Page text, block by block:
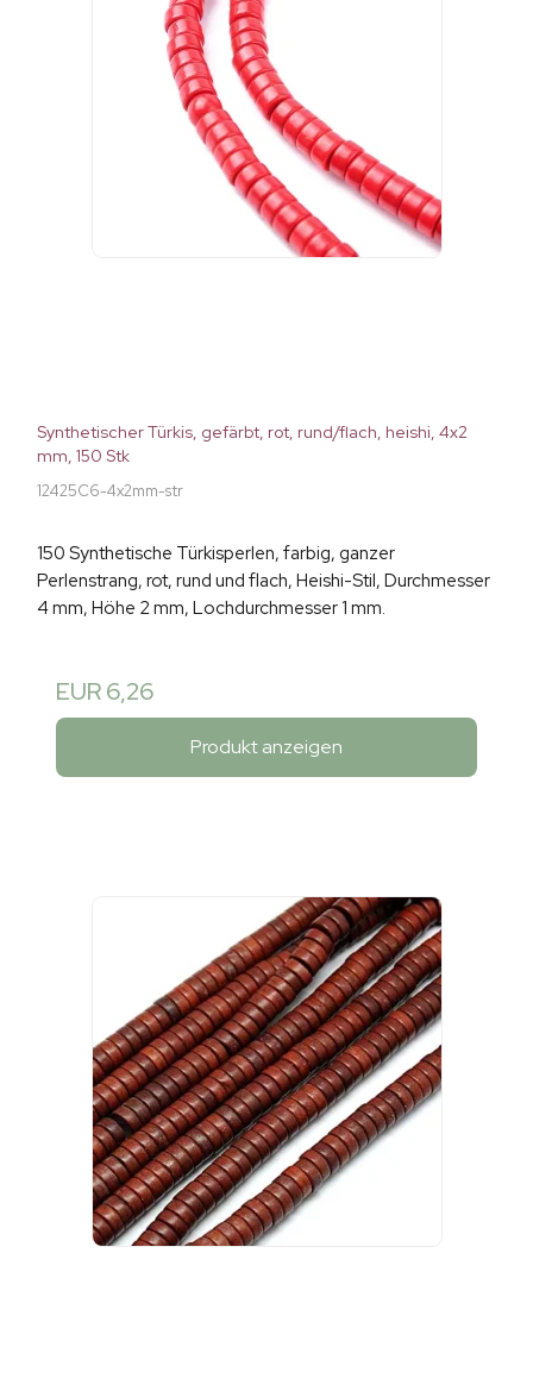
Synthetischer Türkis, gefärbt, rot, rund/flach, heishi, 4x2
mm, 150 Stk
12425C6-4x2mm-str
150 Synthetische Türkisperlen, farbig, ganzer
Perlenstrang, rot, rund und flach, Heishi-Stil, Durchmesser
4 mm, Höhe 2 mm, Lochdurchmesser 1 mm.
EUR 6,26
Produkt anzeigen